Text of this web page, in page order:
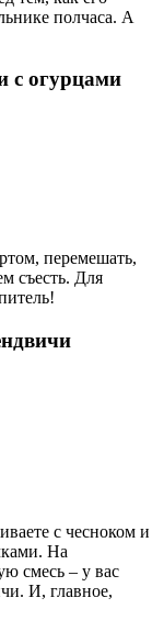
полчаса. А
с огурцами
перемешать,
съесть. Для
с чесноком и
На
смесь – у вас
И, главное,